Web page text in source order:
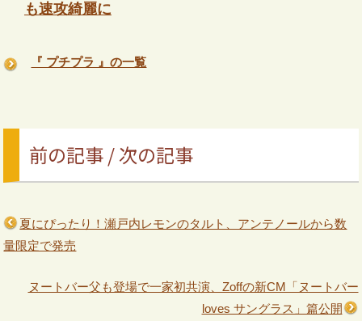
も速攻綺麗に
『 プチプラ 』の一覧
前の記事 / 次の記事
夏にぴったり！瀬戸内レモンのタルト、アンテノールから数
量限定で発売
ヌートバー父も登場で一家初共演、Zoffの新CM「ヌートバー
loves サングラス」篇公開